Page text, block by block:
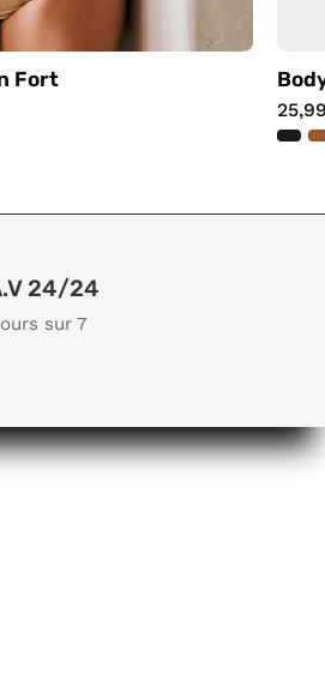
Fort
24/24
sur 7